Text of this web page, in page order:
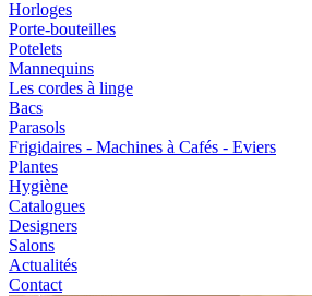
Horloges
Porte-bouteilles
Potelets
Mannequins
Les cordes à linge
Bacs
Parasols
Frigidaires - Machines à Cafés - Eviers
Plantes
Hygiène
Catalogues
Designers
Salons
Actualités
Contact